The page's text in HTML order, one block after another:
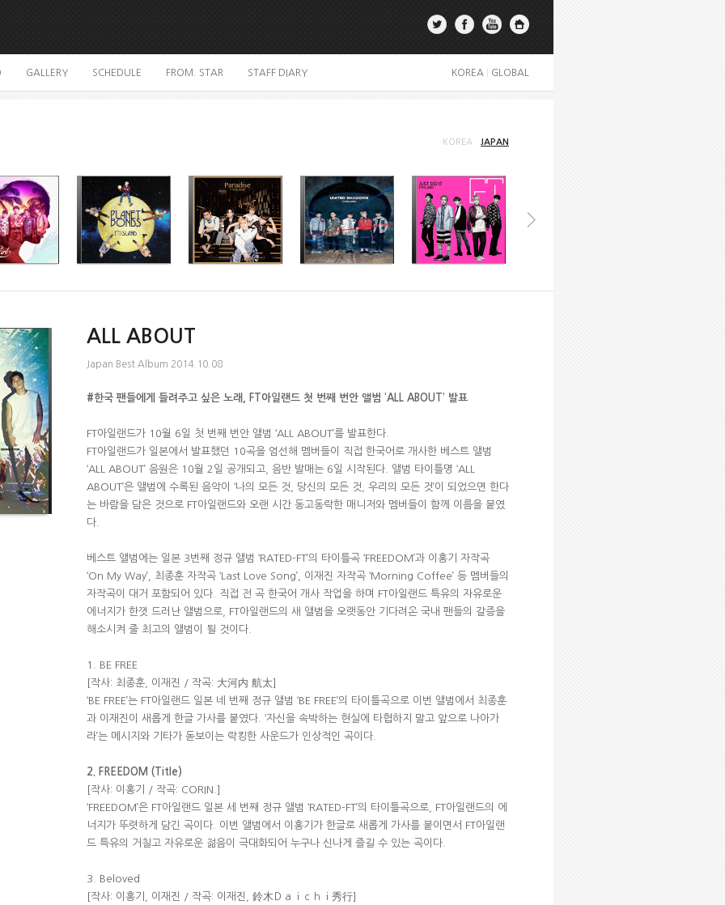
GALLERY SCHEDULE FROM. STAR STAFF DIARY KOREA GLOBAL
KOREA JAPAN
ALL ABOUT
Japan Best Album 2014.10.08
#한국 팬들에게 들려주고 싶은 노래, FT아일랜드 첫 번째 번안 앨범 ‘ALL ABOUT’ 발표
FT아일랜드가 10월 6일 첫 번째 번안 앨범 ‘ALL ABOUT’를 발표한다.
FT아일랜드가 일본에서 발표했던 10곡을 엄선해 멤버들이 직접 한국어로 개사한 베스트 앨범
‘ALL ABOUT’ 음원은 10월 2일 공개되고, 음반 발매는 6일 시작된다. 앨범 타이틀명 ‘ALL
ABOUT’은 앨범에 수록된 음악이 ‘나의 모든 것, 당신의 모든 것, 우리의 모든 것’이 되었으면 한다
는 바람을 담은 것으로 FT아일랜드와 오랜 시간 동고동락한 매니저와 멤버들이 함께 이름을 붙였
다.
베스트 앨범에는 일본 3번째 정규 앨범 ‘RATED-FT’의 타이틀곡 ‘FREEDOM’과 이홍기 자작곡
‘On My Way’, 최종훈 자작곡 ‘Last Love Song’, 이재진 자작곡 ‘Morning Coffee’ 등 멤버들의
자작곡이 대거 포함되어 있다. 직접 전 곡 한국어 개사 작업을 하며 FT아일랜드 특유의 자유로운
에너지가 한껏 드러난 앨범으로, FT아일랜드의 새 앨범을 오랫동안 기다려온 국내 팬들의 갈증을
해소시켜 줄 최고의 앨범이 될 것이다.
1. BE FREE
[작사: 최종훈, 이재진 / 작곡: 大河内 航太]
‘BE FREE’는 FT아일랜드 일본 네 번째 정규 앨범 ‘BE FREE’의 타이틀곡으로 이번 앨범에서 최종훈
과 이재진이 새롭게 한글 가사를 붙였다. ‘자신을 속박하는 현실에 타협하지 말고 앞으로 나아가
라’는 메시지와 기타가 돋보이는 락킹한 사운드가 인상적인 곡이다.
2. FREEDOM (Title)
[작사: 이홍기 / 작곡: CORIN.]
‘FREEDOM’은 FT아일랜드 일본 세 번째 정규 앨범 ‘RATED-FT’의 타이틀곡으로, FT아일랜드의 에
너지가 뚜렷하게 담긴 곡이다. 이번 앨범에서 이홍기가 한글로 새롭게 가사를 붙이면서 FT아일랜
드 특유의 거칠고 자유로운 젊음이 극대화되어 누구나 신나게 즐길 수 있는 곡이다.
3. Beloved
[작사: 이홍기, 이재진 / 작곡: 이재진, 鈴木Ｄａｉｃｈｉ秀行]